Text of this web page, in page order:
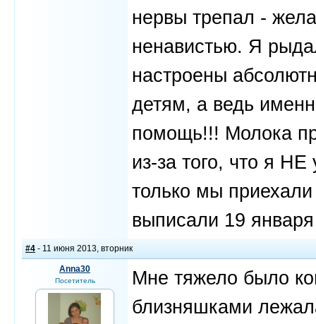
нервы трепал -
ненавистью. Я
настроены
детям, а ведь
помощь!!! Молока
из-за того, что я НЕ
только мы
выписали 19
#4 - 11 июня 2013, вторник
Anna30
Посетитель
Мне тяжело было
близняшками